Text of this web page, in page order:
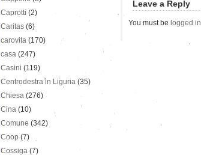
Leave a Reply
You must be logged in
Caprotti (2)
Caritas (6)
carovita (170)
casa (247)
Casini (119)
Centrodestra in Liguria (35)
Chiesa (276)
Cina (10)
Comune (342)
Coop (7)
Cossiga (7)